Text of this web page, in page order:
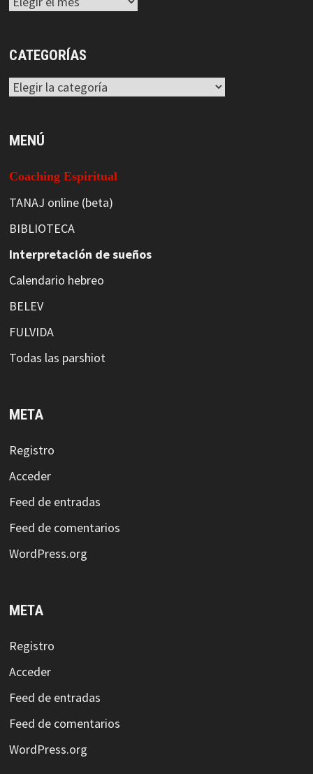
CATEGORÍAS
Categorías
MENÚ
Coaching Espiritual
TANAJ online (beta)
BIBLIOTECA
Interpretación de sueños
Calendario hebreo
BELEV
FULVIDA
Todas las parshiot
META
Registro
Acceder
Feed de entradas
Feed de comentarios
WordPress.org
META
Registro
Acceder
Feed de entradas
Feed de comentarios
WordPress.org